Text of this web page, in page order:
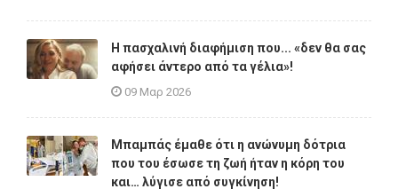
Η πασχαλινή διαφήμιση που... «δεν θα σας
αφήσει άντερο από τα γέλια»!
09 Μαρ 2026
Μπαμπάς έμαθε ότι η ανώνυμη δότρια
που του έσωσε τη ζωή ήταν η κόρη του
και… λύγισε από συγκίνηση!